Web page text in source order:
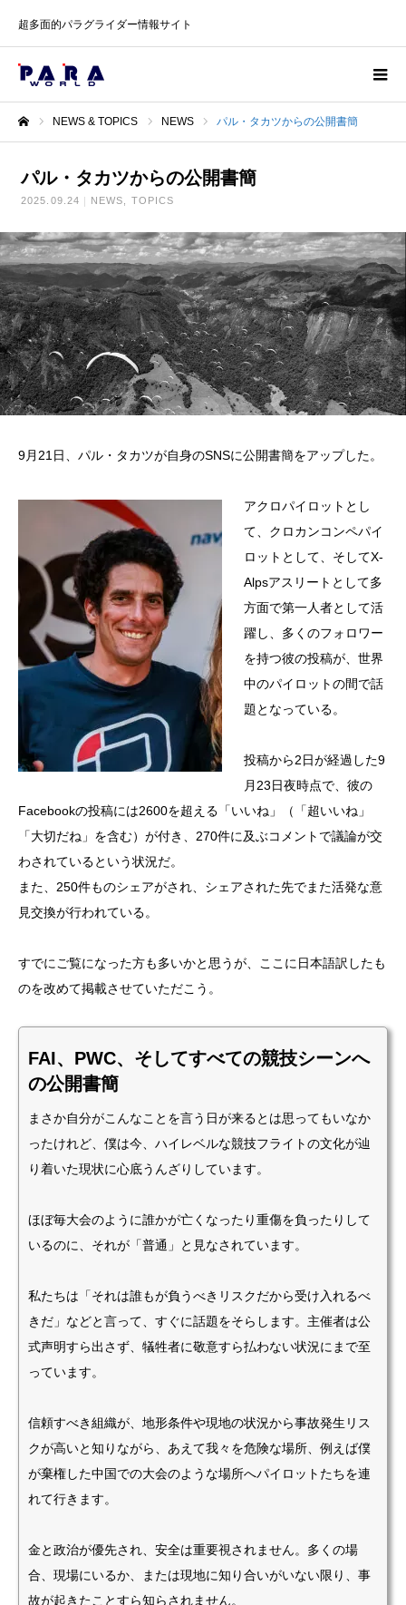
超多面的パラグライダー情報サイト
NEWS & TOPICS NEWS パル・タカツからの公開書簡
パル・タカツからの公開書簡
2025.09.24 NEWS TOPICS
9月21日、パル・タカツが自身のSNSに公開書簡をアップした。
アクロパイロットとし
て、クロカンコンペパイ
ロットとして、そしてX-
Alpsアスリートとして多
方面で第一人者として活
躍し、多くのフォロワー
を持つ彼の投稿が、世界
中のパイロットの間で話
題となっている。
投稿から2日が経過した9
月23日夜時点で、彼の
Facebookの投稿には2600を超える「いいね」（「超いいね」
「大切だね」を含む）が付き、270件に及ぶコメントで議論が交
わされているという状況だ。
また、250件ものシェアがされ、シェアされた先でまた活発な意
見交換が行われている。
すでにご覧になった方も多いかと思うが、ここに日本語訳したも
のを改めて掲載させていただこう。
FAI、PWC、そしてすべての競技シーンへ
の公開書簡
まさか自分がこんなことを言う日が来るとは思ってもいなか
ったけれど、僕は今、ハイレベルな競技フライトの文化が辿
り着いた現状に心底うんざりしています。
ほぼ毎大会のように誰かが亡くなったり重傷を負ったりして
いるのに、それが「普通」と見なされています。
私たちは「それは誰もが負うべきリスクだから受け入れるべ
きだ」などと言って、すぐに話題をそらします。主催者は公
式声明すら出さず、犠牲者に敬意すら払わない状況にまで至
っています。
信頼すべき組織が、地形条件や現地の状況から事故発生リス
クが高いと知りながら、あえて我々を危険な場所、例えば僕
が棄権した中国での大会のような場所へパイロットたちを連
れて行きます。
金と政治が優先され、安全は重要視されません。多くの場
合、現場にいるか、または現地に知り合いがいない限り、事
故が起きたことすら知らされません。